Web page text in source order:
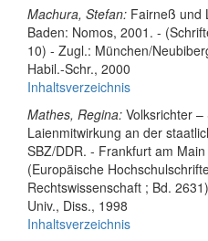
Machura, Stefan: Fairneß und
Baden: Nomos, 2001. -
10) - Zugl.: München/
Habil.-Schr., 2000
Inhaltsverzeichnis
Mathes, Regina: Volksrichter
Laienmitwirkung an der
SBZ/DDR. - Frankfurt am
(Europäische
Rechtswissenschaft ; Bd.
Univ., Diss., 1998
Inhaltsverzeichnis